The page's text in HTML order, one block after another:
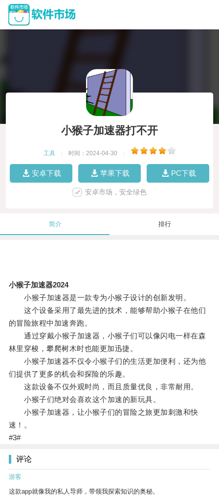
小猴子加速器打不开
工具 时间：2024-04-30
安卓下载 苹果下载 PC下载
安卓市场，安全绿色
简介 排行
小猴子加速器2024
小猴子加速器是一款专为小猴子设计的创新发明。
这个设备采用了最先进的技术，能够帮助小猴子在他们
的冒险旅程中加速奔跑。
通过穿戴小猴子加速器，小猴子们可以像闪电一样在森
林里穿梭，攀爬树木时也能更加迅捷。
小猴子加速器不仅令小猴子们的生活更加便利，还为他
们提供了更多的机会和探险的乐趣。
这款设备不仅外观时尚，而且质量优良，非常耐用。
小猴子们绝对会喜欢这个加速的新玩具。
小猴子加速器，让小猴子们的冒险之旅更加刺激和快
速！。
#3#
评论
游客
这款app就像我的私人导师，带领我探索知识的奥秘。